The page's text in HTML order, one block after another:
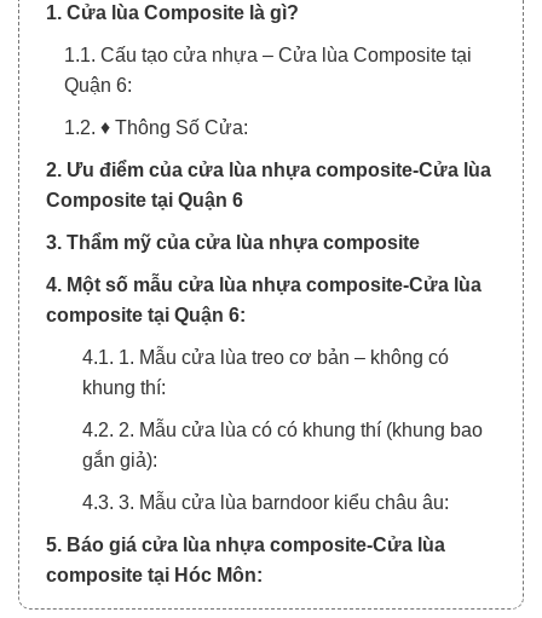
1. Cửa lùa Composite là gì?
1.1. Cấu tạo cửa nhựa – Cửa lùa Composite tại
Quận 6:
1.2. ♦ Thông Số Cửa:
2. Ưu điểm của cửa lùa nhựa composite-Cửa lùa
Composite tại Quận 6
3. Thẩm mỹ của cửa lùa nhựa composite
4. Một số mẫu cửa lùa nhựa composite-Cửa lùa
composite tại Quận 6:
4.1. 1. Mẫu cửa lùa treo cơ bản – không có
khung thí:
4.2. 2. Mẫu cửa lùa có có khung thí (khung bao
gắn giả):
4.3. 3. Mẫu cửa lùa barndoor kiểu châu âu:
5. Báo giá cửa lùa nhựa composite-Cửa lùa
composite tại Hóc Môn: